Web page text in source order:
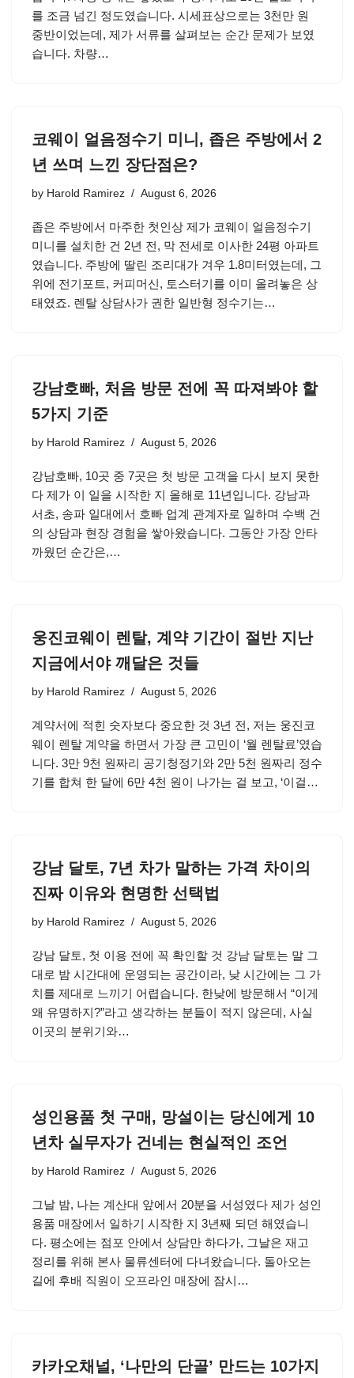
를 조금 넘긴 정도였습니다. 시세표상으로는 3천만 원
중반이었는데, 제가 서류를 살펴보는 순간 문제가 보였
습니다. 차량…
코웨이 얼음정수기 미니, 좁은 주방에서 2
년 쓰며 느낀 장단점은?
by Harold Ramirez August 6, 2026
좁은 주방에서 마주한 첫인상 제가 코웨이 얼음정수기
미니를 설치한 건 2년 전, 막 전세로 이사한 24평 아파트
였습니다. 주방에 딸린 조리대가 겨우 1.8미터였는데, 그
위에 전기포트, 커피머신, 토스터기를 이미 올려놓은 상
태였죠. 렌탈 상담사가 권한 일반형 정수기는…
강남호빠, 처음 방문 전에 꼭 따져봐야 할
5가지 기준
by Harold Ramirez August 5, 2026
강남호빠, 10곳 중 7곳은 첫 방문 고객을 다시 보지 못한
다 제가 이 일을 시작한 지 올해로 11년입니다. 강남과
서초, 송파 일대에서 호빠 업계 관계자로 일하며 수백 건
의 상담과 현장 경험을 쌓아왔습니다. 그동안 가장 안타
까웠던 순간은,…
웅진코웨이 렌탈, 계약 기간이 절반 지난
지금에서야 깨달은 것들
by Harold Ramirez August 5, 2026
계약서에 적힌 숫자보다 중요한 것 3년 전, 저는 웅진코
웨이 렌탈 계약을 하면서 가장 큰 고민이 ‘월 렌탈료’였습
니다. 3만 9천 원짜리 공기청정기와 2만 5천 원짜리 정수
기를 합쳐 한 달에 6만 4천 원이 나가는 걸 보고, ‘이걸…
강남 달토, 7년 차가 말하는 가격 차이의
진짜 이유와 현명한 선택법
by Harold Ramirez August 5, 2026
강남 달토, 첫 이용 전에 꼭 확인할 것 강남 달토는 말 그
대로 밤 시간대에 운영되는 공간이라, 낮 시간에는 그 가
치를 제대로 느끼기 어렵습니다. 한낮에 방문해서 “이게
왜 유명하지?”라고 생각하는 분들이 적지 않은데, 사실
이곳의 분위기와…
성인용품 첫 구매, 망설이는 당신에게 10
년차 실무자가 건네는 현실적인 조언
by Harold Ramirez August 5, 2026
그날 밤, 나는 계산대 앞에서 20분을 서성였다 제가 성인
용품 매장에서 일하기 시작한 지 3년째 되던 해였습니
다. 평소에는 점포 안에서 상담만 하다가, 그날은 재고
정리를 위해 본사 물류센터에 다녀왔습니다. 돌아오는
길에 후배 직원이 오프라인 매장에 잠시…
카카오채널, ‘나만의 단골’ 만드는 10가지